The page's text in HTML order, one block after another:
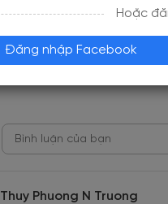
0%
0%
Thuy Phuong N Truong
Hoặc
Đăng nhập Facebook